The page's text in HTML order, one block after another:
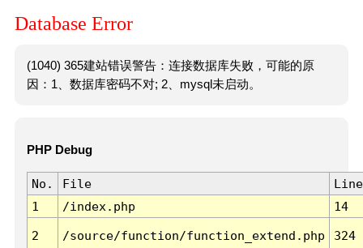
Database Error
(1040) 365建站错误警告：连接数据库失败，可能的原
因：1、数据库密码不对; 2、mysql未启动。
PHP Debug
No. File
Line
1
/index.php 14
2 /source/function/function_extend.php 324